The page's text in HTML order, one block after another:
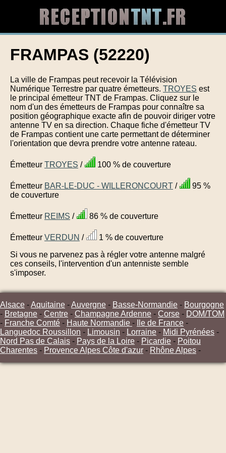
FRAMPAS (52220)
La ville de Frampas peut recevoir la Télévision
Numérique Terrestre par quatre émetteurs. TROYES est
le principal émetteur TNT de Frampas. Cliquez sur le
nom d'un des émetteurs de Frampas pour connaître sa
position géographique exacte afin de pouvoir diriger votre
antenne TV en sa direction. Chaque fiche d'émetteur TV
de Frampas contient une carte permettant de déterminer
l'orientation que devra prendre votre antenne rateau.
Émetteur TROYES / 100 % de couverture
Émetteur BAR-LE-DUC - WILLERONCOURT /
95 %
de couverture
Émetteur REIMS / 86 % de couverture
Émetteur VERDUN /
1 % de couverture
Si vous ne parvenez pas à régler votre antenne malgré
ces conseils, l'intervention d'un antenniste semble
s'imposer.
Alsace -Aquitaine -Auvergne - Basse-Normandie - Bourgogne
- Bretagne - Centre - Champagne Ardenne - Corse - DOM/TOM
- Franche Comté - Haute Normandie - Ile de France -
Languedoc Roussillon - Limousin - Lorraine - Midi Pyrénées -
Nord Pas de Calais - Pays de la Loire - Picardie - Poitou
Charentes - Provence Alpes Côte d'azur - Rhône Alpes -